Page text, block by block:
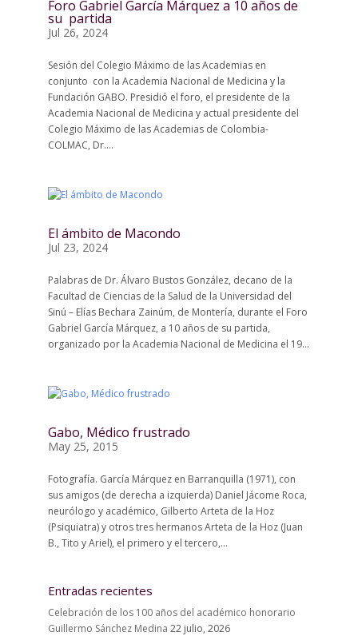
Foro Gabriel García Márquez a 10 años de
su partida
Jul 26, 2024
Sesión del Colegio Máximo de las Academias en
conjunto con la Academia Nacional de Medicina y la
Fundación GABO. Presidió el foro, el presidente de la
Academia Nacional de Medicina y actual presidente del
Colegio Máximo de las Academias de Colombia-
COLMAC, Dr....
El ámbito de Macondo
Jul 23, 2024
Palabras de Dr. Álvaro Bustos González, decano de la
Facultad de Ciencias de la Salud de la Universidad del
Sinú – Elías Bechara Zainúm, de Montería, durante el Foro
Gabriel García Márquez, a 10 años de su partida,
organizado por la Academia Nacional de Medicina el 19...
Gabo, Médico frustrado
May 25, 2015
Fotografía. García Márquez en Barranquilla (1971), con
sus amigos (de derecha a izquierda) Daniel Jácome Roca,
neurólogo y académico, Gilberto Arteta de la Hoz
(Psiquiatra) y otros tres hermanos Arteta de la Hoz (Juan
B., Tito y Ariel), el primero y el tercero,...
Entradas recientes
Celebración de los 100 años del académico honorario
Guillermo Sánchez Medina 22 julio, 2026